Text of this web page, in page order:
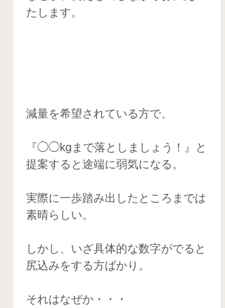
たします。
減量を希望されている方で、
『◯◯kgまで落としましょう！』と
提案すると途端に弱気になる。
実際に一歩踏み出したところまでは
素晴らしい。
しかし、いざ具体的な数字がでると
尻込みをする方ばかり。
それはなぜか・・・